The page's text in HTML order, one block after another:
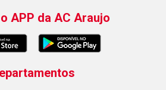
APP da AC Araujo